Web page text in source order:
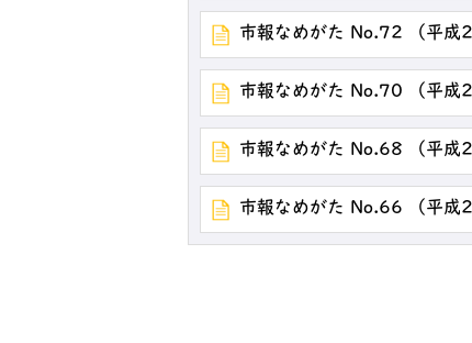
市報なめがた No.72 （平成
市報なめがた No.70 （平成
市報なめがた No.68 （平成
市報なめがた No.66 （平成